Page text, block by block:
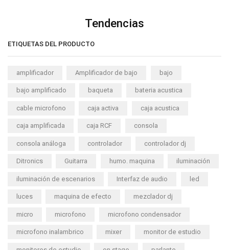
Tendencias
ETIQUETAS DEL PRODUCTO
amplificador Amplificador de bajo bajo
bajo amplificado baqueta bateria acustica
cable microfono caja activa caja acustica
caja amplificada caja RCF consola
consola análoga controlador controlador dj
Ditronics Guitarra humo. maquina iluminación
iluminación de escenarios Interfaz de audio led
luces maquina de efecto mezclador dj
micro microfono microfono condensador
microfono inalambrico mixer monitor de estudio